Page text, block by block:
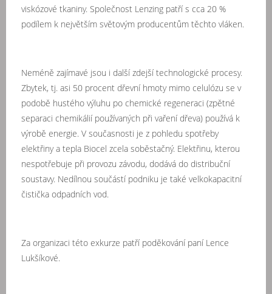
viskózové tkaniny. Společnost Lenzing patří s cca 20 %
podílem k největším světovým producentům těchto vláken.
Neméně zajímavé jsou i další zdejší technologické procesy.
Zbytek, tj. asi 50 procent dřevní hmoty mimo celulózu se v
podobě hustého výluhu po chemické regeneraci (zpětné
separaci chemikálií používaných při vaření dřeva) používá k
výrobě energie. V současnosti je z pohledu spotřeby
elektřiny a tepla Biocel zcela soběstačný. Elektřinu, kterou
nespotřebuje při provozu závodu, dodává do distribuční
soustavy. Nedílnou součástí podniku je také velkokapacitní
čistička odpadních vod.
Za organizaci této exkurze patří poděkování paní Lence
Lukšíkové.